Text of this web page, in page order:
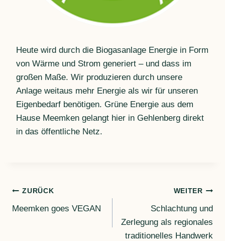
Heute wird durch die Biogasanlage Energie in Form
von Wärme und Strom generiert – und dass im
großen Maße. Wir produzieren durch unsere
Anlage weitaus mehr Energie als wir für unseren
Eigenbedarf benötigen. Grüne Energie aus dem
Hause Meemken gelangt hier in Gehlenberg direkt
in das öffentliche Netz.
Beitragsnavigation
ZURÜCK
Meemken goes VEGAN
WEITER
Schlachtung und
Zerlegung als regionales
traditionelles Handwerk